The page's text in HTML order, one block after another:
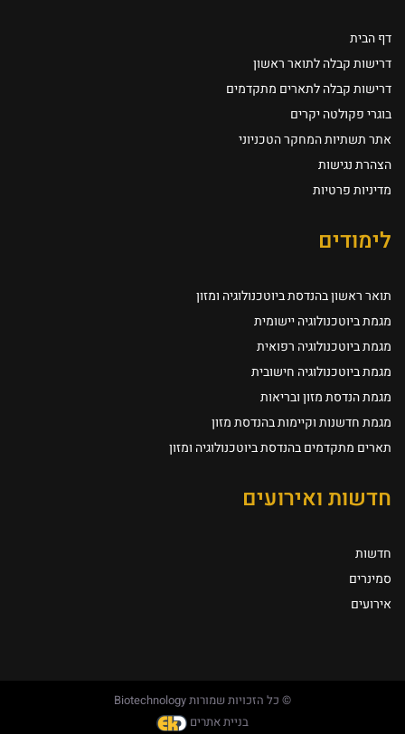
דף הבית
דרישות קבלה לתואר ראשון
דרישות קבלה לתארים מתקדמים
בוגרי פקולטה יקרים
אתר תשתיות המחקר הטכניוני
הצהרת נגישות
מדיניות פרטיות
לימודים
תואר ראשון בהנדסת ביוטכנולוגיה ומזון
מגמת ביוטכנולוגיה יישומית
מגמת ביוטכנולוגיה רפואית
מגמת ביוטכנולוגיה חישובית
מגמת הנדסת מזון ובריאות
מגמת חדשנות וקיימות בהנדסת מזון
תארים מתקדמים בהנדסת ביוטכנולוגיה ומזון
חדשות ואירועים
חדשות
סמינרים
אירועים
© כל הזכויות שמורות Biotechnology
בניית אתרים